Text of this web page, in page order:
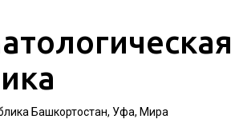
Башкортостан, Уфа, Мира